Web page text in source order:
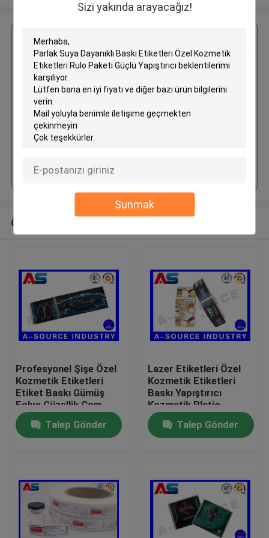
Sizi yakında arayacağız!
Sunmak
Ürünler
Hakkımızda
Parlak Suya Dayanıklı Baskı
Etiketleri Özel Kozmetik
Yapıştırıcı
Önerilen Ürünler
Profesyonel Şişe Özel
Kozmetik Etiketleri
Etiket Baskı Gümüş
Folyo Güzellik Cam
Şişe Etiketi Için
Talep Gönder
Lazer Etiketleri Özel
Kozmetik Etiketleri
Baskı Yapıştırıcı
Kozmetik Platic
Şişeler İçin
Özelleştirilmiş Rulo
Etiketleri
Talep Gönder